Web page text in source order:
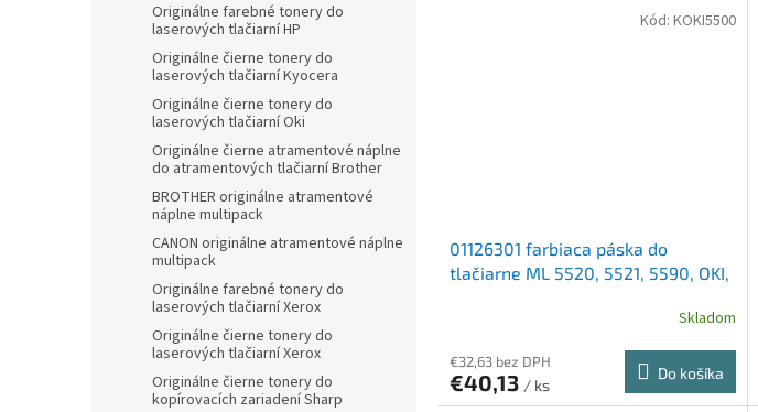
Originálne farebné tonery do
laserových tlačiarní HP
Originálne čierne tonery do
laserových tlačiarní Kyocera
Originálne čierne tonery do
laserových tlačiarní Oki
Originálne čierne atramentové náplne
do atramentových tlačiarní Brother
BROTHER originálne atramentové
náplne multipack
CANON originálne atramentové náplne
multipack
Originálne farebné tonery do
laserových tlačiarní Xerox
Originálne čierne tonery do
laserových tlačiarní Xerox
Originálne čierne tonery do
kopírovacích zariadení Sharp
01126301 farbiaca páska do
tlačiarne ML 5520, 5521, 5590, OKI,
Skladom
€32,63 bez DPH
€40,13 / ks
Do košíka
Kód: KOKI5500